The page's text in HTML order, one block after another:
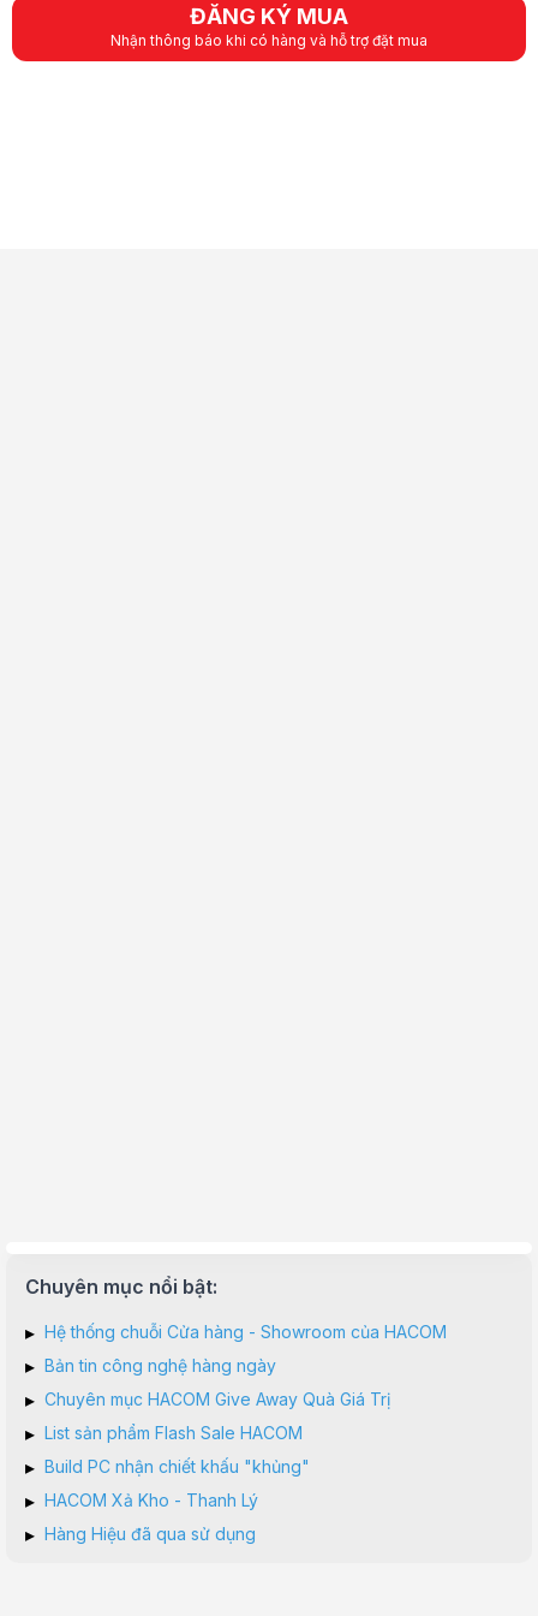
ĐĂNG KÝ MUA
Nhận thông báo khi có hàng và hỗ trợ đặt mua
Chuyên mục nổi bật:
▸ Hệ thống chuỗi Cửa hàng - Showroom của HACOM
▸ Bản tin công nghệ hàng ngày
▸ Chuyên mục HACOM Give Away Quà Giá Trị
▸ List sản phẩm Flash Sale HACOM
▸ Build PC nhận chiết khấu "khủng"
▸ HACOM Xả Kho - Thanh Lý
▸ Hàng Hiệu đã qua sử dụng